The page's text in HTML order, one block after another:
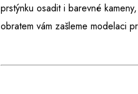
prstýnku osadit i barevné
obratem vám zašleme modelaci